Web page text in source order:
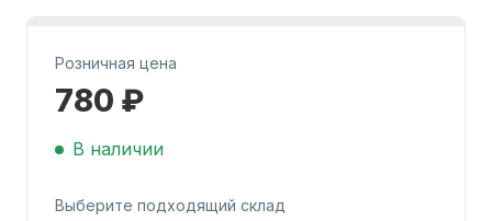
Розничная цена
780 ₽
В наличии
Выберите подходящий склад